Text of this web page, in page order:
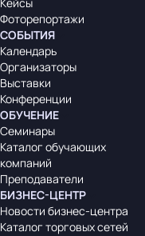
Кейсы
Фоторепортажи
СОБЫТИЯ
Календарь
Организаторы
Выставки
Конференции
ОБУЧЕНИЕ
Семинары
Каталог обучающих
компаний
Преподаватели
БИЗНЕС-ЦЕНТР
Новости бизнес-центра
Каталог торговых сетей